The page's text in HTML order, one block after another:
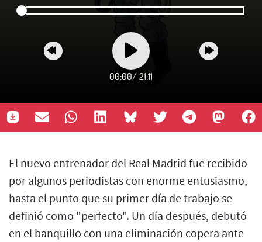
00:00/ 21:11
El nuevo entrenador del Real Madrid fue recibido
por algunos periodistas con enorme entusiasmo,
hasta el punto que su primer día de trabajo se
definió como "perfecto". Un día después, debutó
en el banquillo con una eliminación copera ante